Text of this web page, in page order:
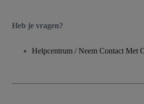
Heb je vragen?
Helpcentrum / Neem Contact Met